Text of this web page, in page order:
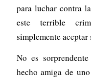
para luchar contra la
este terrible
simplemente aceptar
No es
hecho amiga de